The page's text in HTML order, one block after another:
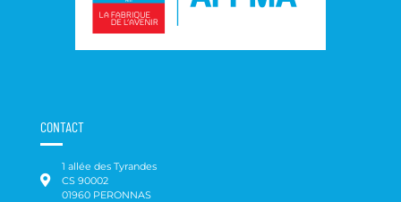
CONTACT
1 allée des Tyrandes
CS 90002
01960 PERONNAS